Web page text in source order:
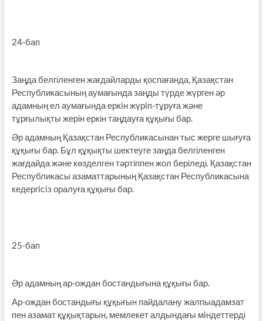
24-бап
Заңда белгіленген жағдайларды қоспағанда, Қазақстан
Республикасының аумағында заңды түрде жүрген әр
адамның ел аумағында еркiн жүрiп-тұруға және
тұрғылықты жерін еркін таңдауға құқығы бар.
Әр адамның Қазақстан Республикасынан тыс жерге шығуға
құқығы бар. Бұл құқықты шектеуге заңда белгіленген
жағдайда және көзделген тәртіппен жол беріледі. Қазақстан
Республикасы азаматтарының Қазақстан Республикасына
кедергiсiз оралуға құқығы бар.
25-бап
Әр адамның ар-ождан бостандығына құқығы бар.
Ар-ождан бостандығы құқығын пайдалану жалпыадам­зат
пен азамат құқықтарын, мемлекет алдындағы мiндеттерді